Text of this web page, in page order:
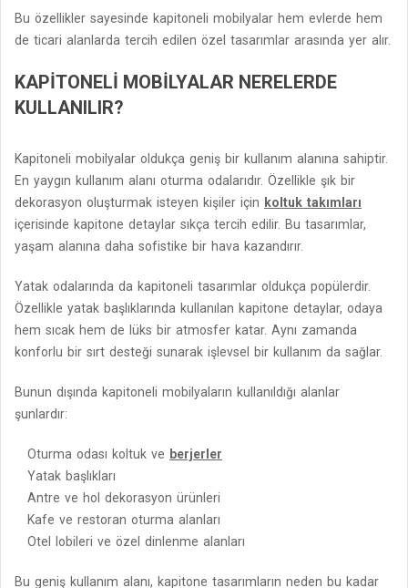
Bu özellikler sayesinde kapitoneli mobilyalar hem evlerde hem
de ticari alanlarda tercih edilen özel tasarımlar arasında yer alır.
KAPITONELI MOBILYALAR NERELERDE
KULLANILIR?
Kapitoneli mobilyalar oldukça geniş bir kullanım alanına sahiptir.
En yaygın kullanım alanı oturma odalarıdır. Özellikle şık bir
dekorasyon oluşturmak isteyen kişiler için koltuk takımları
içerisinde kapitone detaylar sıkça tercih edilir. Bu tasarımlar,
yaşam alanına daha sofistike bir hava kazandırır.
Yatak odalarında da kapitoneli tasarımlar oldukça popülerdir.
Özellikle yatak başlıklarında kullanılan kapitone detaylar, odaya
hem sıcak hem de lüks bir atmosfer katar. Aynı zamanda
konforlu bir sırt desteği sunarak işlevsel bir kullanım da sağlar.
Bunun dışında kapitoneli mobilyaların kullanıldığı alanlar
şunlardır:
Oturma odası koltuk ve berjerler
Yatak başlıkları
Antre ve hol dekorasyon ürünleri
Kafe ve restoran oturma alanları
Otel lobileri ve özel dinlenme alanları
Bu geniş kullanım alanı, kapitone tasarımların neden bu kadar